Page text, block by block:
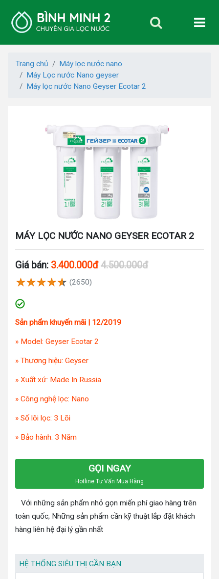
Trang chủ
Máy lọc nước nano
Máy Lọc nước Nano geyser
Máy lọc nước Nano Geyser Ecotar 2
MÁY LỌC NƯỚC NANO GEYSER ECOTAR 2
Giá bán: 3.400.000đ 4.500.000đ
(2650)
Sản phẩm khuyến mãi | 12/2019
» Model: Geyser Ecotar 2
» Thương hiệu: Geyser
» Xuất xứ: Made In Russia
» Công nghệ lọc: Nano
» Số lõi lọc: 3 Lõi
» Bảo hành: 3 Năm
GỌI NGAY
Hotline Tư Vấn Mua Hàng
Với những sản phẩm nhỏ gọn miến phí giao hàng trên
toàn quốc, Những sản phẩm cần kỹ thuật lắp đặt khách
hàng liên hệ đại lý gần nhất
HỆ THỐNG SIÊU THỊ GẦN BẠN